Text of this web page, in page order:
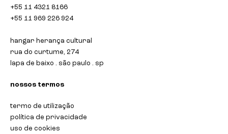
+55 11 4321 8166
+55 11 969 226 924
hangar herança cultural
rua do curtume, 274
lapa de baixo . são paulo . sp
nossos termos
termo de utilização
política de privacidade
uso de cookies